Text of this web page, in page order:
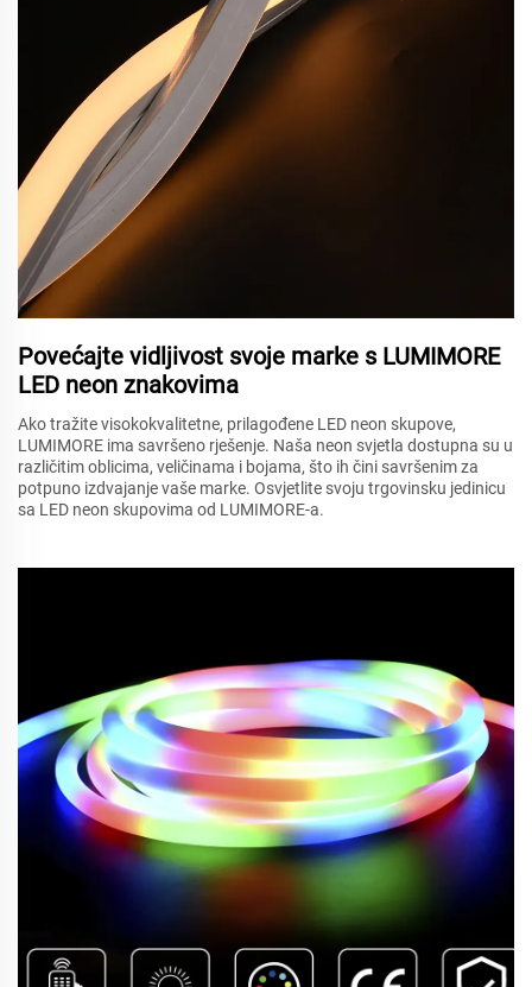
Povećajte vidljivost svoje marke s LUMIMORE
LED neon znakovima
Ako tražite visokokvalitetne, prilagođene LED neon skupove,
LUMIMORE ima savršeno rješenje. Naša neon svjetla dostupna su u
različitim oblicima, veličinama i bojama, što ih čini savršenim za
potpuno izdvajanje vaše marke. Osvjetlite svoju trgovinsku jedinicu
sa LED neon skupovima od LUMIMORE-a.